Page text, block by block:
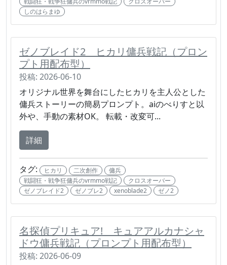
しのはらまゆ
ゼノブレイド2 ヒカリ傭兵戦記（プロン
プト用配布型）
投稿: 2026-06-10
オリジナル世界を舞台にしたヒカリを主人公とした
傭兵ストーリーの簡易プロンプト。aiのべりすと以
外や、手動の素材OK。 転載・改変可...
詳細
タグ: ヒカリ 二次創作
傭兵
戦闘狂・戦争狂傭兵のvrmmo戦記
クロスオーバー
ゼノブレイド2
ゼノブレ2 xenoblade2 ゼノ2
名探偵プリキュア! キュアアルカナシャ
ドウ傭兵戦記（プロンプト用配布型）
投稿: 2026-06-09